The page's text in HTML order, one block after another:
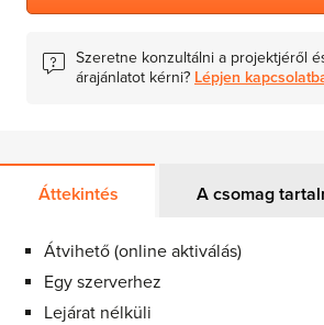
Szeretne konzultálni a projektjéről
árajánlatot kérni? Lépjen
Áttekintés A csomag
Átvihető (online aktiválás)
Egy szerverhez
Lejárat nélküli